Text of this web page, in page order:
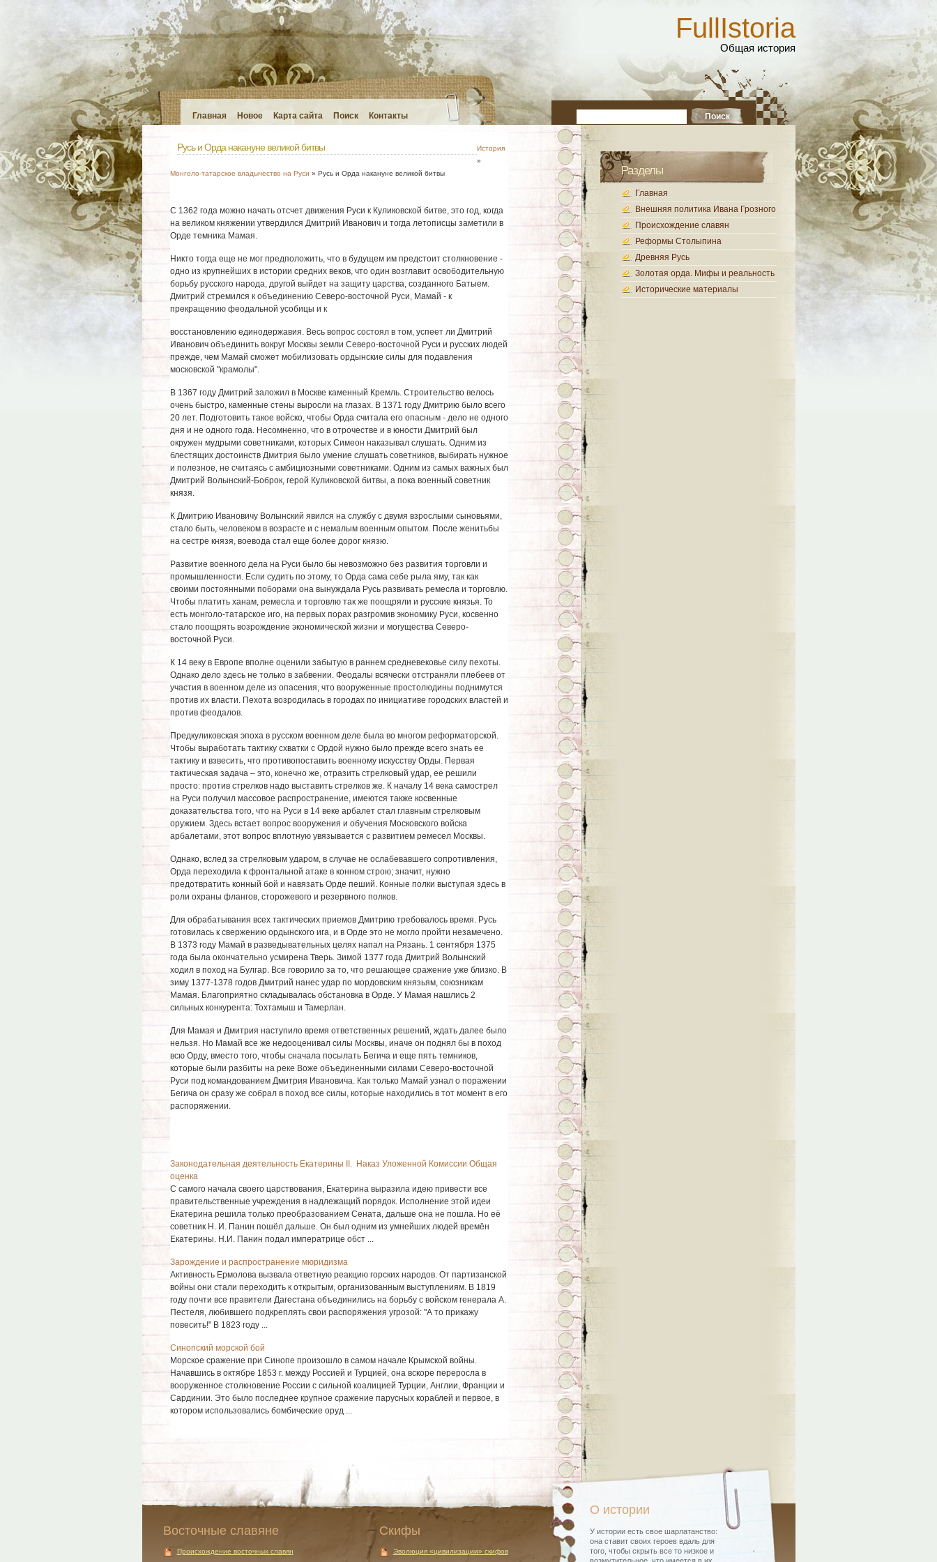
FullIstoria
Общая история
Главная Новое Карта сайта Поиск Контакты
Русь и Орда накануне великой битвы
История
»
Монголо-татарское владычество на Руси » Русь и Орда накануне великой битвы
С 1362 года можно начать отсчет движения Руси к Куликовской битве, это год, когда
на великом княжении утвердился Дмитрий Иванович и тогда летописцы заметили в
Орде темника Мамая.
Никто тогда еще не мог предположить, что в будущем им предстоит столкновение -
одно из крупнейших в истории средних веков, что один возглавит освободительную
борьбу русского народа, другой выйдет на защиту царства, созданного Батыем.
Дмитрий стремился к объединению Северо-восточной Руси, Мамай - к
прекращению феодальной усобицы и к
восстановлению единодержавия. Весь вопрос состоял в том, успеет ли Дмитрий
Иванович объединить вокруг Москвы земли Северо-восточной Руси и русских людей
прежде, чем Мамай сможет мобилизовать ордынские силы для подавления
московской "крамолы".
В 1367 году Дмитрий заложил в Москве каменный Кремль. Строительство велось
очень быстро, каменные стены выросли на глазах. В 1371 году Дмитрию было всего
20 лет. Подготовить такое войско, чтобы Орда считала его опасным - дело не одного
дня и не одного года. Несомненно, что в отрочестве и в юности Дмитрий был
окружен мудрыми советниками, которых Симеон наказывал слушать. Одним из
блестящих достоинств Дмитрия было умение слушать советников, выбирать нужное
и полезное, не считаясь с амбициозными советниками. Одним из самых важных был
Дмитрий Волынский-Боброк, герой Куликовской битвы, а пока военный советник
князя.
К Дмитрию Ивановичу Волынский явился на службу с двумя взрослыми сыновьями,
стало быть, человеком в возрасте и с немалым военным опытом. После женитьбы
на сестре князя, воевода стал еще более дорог князю.
Развитие военного дела на Руси было бы невозможно без развития торговли и
промышленности. Если судить по этому, то Орда сама себе рыла яму, так как
своими постоянными поборами она вынуждала Русь развивать ремесла и торговлю.
Чтобы платить ханам, ремесла и торговлю так же поощряли и русские князья. То
есть монголо-татарское иго, на первых порах разгромив экономику Руси, косвенно
стало поощрять возрождение экономической жизни и могущества Северо-
восточной Руси.
К 14 веку в Европе вполне оценили забытую в раннем средневековье силу пехоты.
Однако дело здесь не только в забвении. Феодалы всячески отстраняли плебеев от
участия в военном деле из опасения, что вооруженные простолюдины поднимутся
против их власти. Пехота возродилась в городах по инициативе городских властей и
против феодалов.
Предкуликовская эпоха в русском военном деле была во многом реформаторской.
Чтобы выработать тактику схватки с Ордой нужно было прежде всего знать ее
тактику и взвесить, что противопоставить военному искусству Орды. Первая
тактическая задача – это, конечно же, отразить стрелковый удар, ее решили
просто: против стрелков надо выставить стрелков же. К началу 14 века самострел
на Руси получил массовое распространение, имеются также косвенные
доказательства того, что на Руси в 14 веке арбалет стал главным стрелковым
оружием. Здесь встает вопрос вооружения и обучения Московского войска
арбалетами, этот вопрос вплотную увязывается с развитием ремесел Москвы.
Однако, вслед за стрелковым ударом, в случае не ослабевавшего сопротивления,
Орда переходила к фронтальной атаке в конном строю; значит, нужно
предотвратить конный бой и навязать Орде пеший. Конные полки выступая здесь в
роли охраны флангов, сторожевого и резервного полков.
Для обрабатывания всех тактических приемов Дмитрию требовалось время. Русь
готовилась к свержению ордынского ига, и в Орде это не могло пройти незамечено.
В 1373 году Мамай в разведывательных целях напал на Рязань. 1 сентября 1375
года была окончательно усмирена Тверь. Зимой 1377 года Дмитрий Волынский
ходил в поход на Булгар. Все говорило за то, что решающее сражение уже близко. В
зиму 1377-1378 годов Дмитрий нанес удар по мордовским князьям, союзникам
Мамая. Благоприятно складывалась обстановка в Орде. У Мамая нашлись 2
сильных конкурента: Тохтамыш и Тамерлан.
Для Мамая и Дмитрия наступило время ответственных решений, ждать далее было
нельзя. Но Мамай все же недооценивал силы Москвы, иначе он поднял бы в поход
всю Орду, вместо того, чтобы сначала посылать Бегича и еще пять темников,
которые были разбиты на реке Воже объединенными силами Северо-восточной
Руси под командованием Дмитрия Ивановича. Как только Мамай узнал о поражении
Бегича он сразу же собрал в поход все силы, которые находились в тот момент в его
распоряжении.
Законодательная деятельность Екатерины II. Наказ Уложенной Комиссии Общая
оценка
С самого начала своего царствования, Екатерина выразила идею привести все
правительственные учреждения в надлежащий порядок. Исполнение этой идеи
Екатерина решила только преобразованием Сената, дальше она не пошла. Но её
советник Н. И. Панин пошёл дальше. Он был одним из умнейших людей времён
Екатерины. Н.И. Панин подал императрице обст ...
Зарождение и распространение мюридизма
Активность Ермолова вызвала ответную реакцию горских народов. От партизанской
войны они стали переходить к открытым, организованным выступлениям. В 1819
году почти все правители Дагестана объединились на борьбу с войском генерала А.
Пестеля, любившего подкреплять свои распоряжения угрозой: "А то прикажу
повесить!" В 1823 году ...
Синопский морской бой
Морское сражение при Синопе произошло в самом начале Крымской войны.
Начавшись в октябре 1853 г. между Россией и Турцией, она вскоре переросла в
вооруженное столкновение России с сильной коалицией Турции, Англии, Франции и
Сардинии. Это было последнее крупное сражение парусных кораблей и первое, в
котором использовались бомбические оруд ...
Разделы
Главная
Внешняя политика Ивана Грозного
Происхождение славян
Реформы Столыпина
Древняя Русь
Золотая орда. Мифы и реальность
Исторические материалы
Восточные славяне
Происхождение восточных славян
Скифы
Эволюция «цивилизации» скифов
О истории
У истории есть свое шарлатанство:
она ставит своих героев вдаль для
того, чтобы скрыть все то низкое и